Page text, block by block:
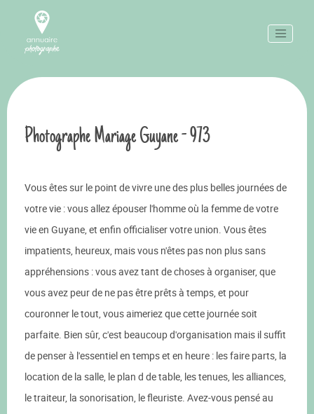
Photographe Mariage Guyane - 973
Vous êtes sur le point de vivre une des plus belles journées de
votre vie : vous allez épouser l'homme où la femme de votre
vie en Guyane, et enfin officialiser votre union. Vous êtes
impatients, heureux, mais vous n'êtes pas non plus sans
appréhensions : vous avez tant de choses à organiser, que
vous avez peur de ne pas être prêts à temps, et pour
couronner le tout, vous aimeriez que cette journée soit
parfaite. Bien sûr, c'est beaucoup d'organisation mais il suffit
de penser à l'essentiel en temps et en heure : les faire parts, la
location de la salle, le plan d de table, les tenues, les alliances,
le traiteur, la sonorisation, le fleuriste. Avez-vous pensé au